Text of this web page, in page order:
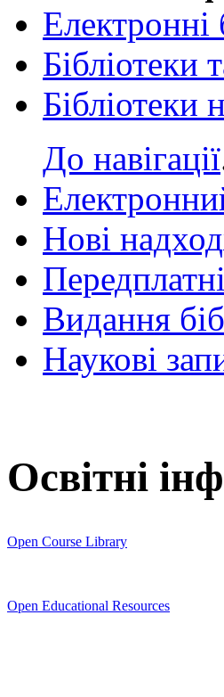
Електронні
Бібліотеки
Бібліотеки
До навігації
Нові
Видання
Наукові
Освітні
Open Course Library
Open Educational Resources